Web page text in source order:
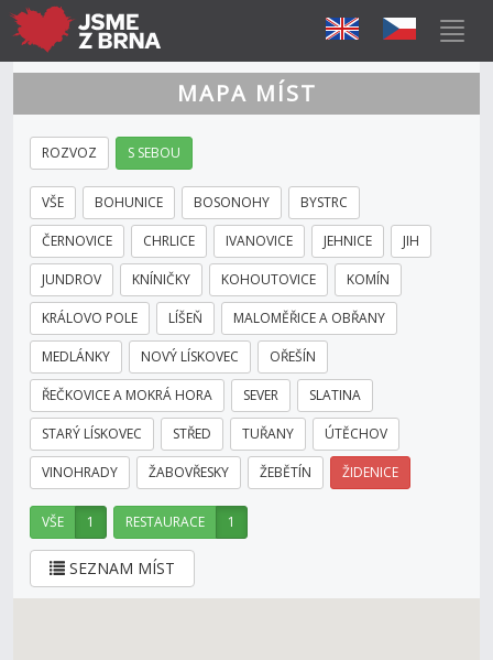
MAPA MÍST
ROZVOZ S SEBOU
VŠE BOHUNICE BOSONOHY BYSTRC
ČERNOVICE CHRLICE IVANOVICE JEHNICE JIH
JUNDROV KNÍNIČKY KOHOUTOVICE KOMÍN
KRÁLOVO POLE LÍŠEŇ MALOMĚŘICE A OBŘANY
MEDLÁNKY NOVÝ LÍSKOVEC OŘEŠÍN
ŘEČKOVICE A MOKRÁ HORA SEVER SLATINA
STARÝ LÍSKOVEC STŘED TUŘANY ÚTĚCHOV
VINOHRADY ŽABOVŘESKY ŽEBĚTÍN ŽIDENICE
VŠE 1 RESTAURACE 1
SEZNAM MÍST